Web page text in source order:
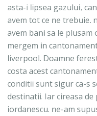
asta-i lipsea gazului,
avem tot ce ne trebuie.
avem bani sa le plusam
mergem in
liverpool. Doamne
costa acest
conditii sunt sigur ca-s
destinatii. Iar cireasa
iordanescu. ne-am